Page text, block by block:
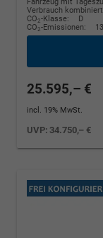
Verbrauch
CO2-Klasse:
D
CO2-Emissionen:
25.595,– €
incl. 19% MwSt.
UVP: 34.750,– €